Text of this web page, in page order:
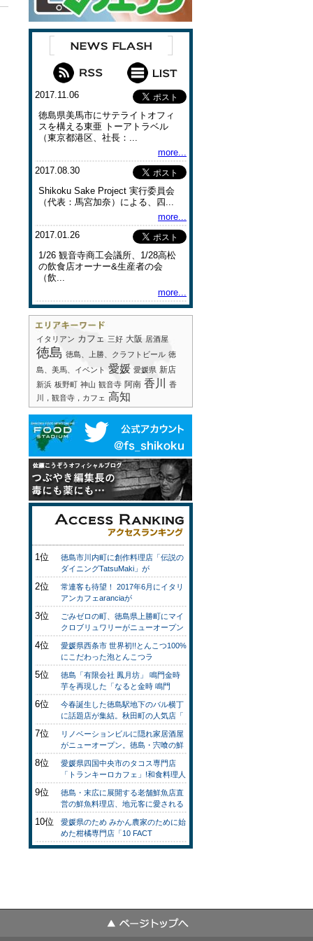
2017.11.06
徳島県美馬市にサテライトオフィ
スを構える東亜 トーアトラベル
（東京都港区、社長：...
more...
2017.08.30
Shikoku Sake Project 実行委員会
（代表：馬宮加奈）による、四...
more...
2017.01.26
1/26 観音寺商工会議所、1/28高松
の飲食店オーナー&生産者の会
（飲...
more...
イタリアン カフェ 三好 大阪 居酒屋
徳島 徳島、上勝、クラフトビール 徳
島、美馬、イベント 愛媛 愛媛県 新店
新浜 板野町 神山 観音寺 阿南 香川
香
川，観音寺，カフェ 高知
1位
徳島市川内町に創作料理店「伝説の
ダイニングTatsuMaki」が
2位
常連客も待望！ 2017年6月にイタリ
アンカフェaranciaが
3位
ごみゼロの町、徳島県上勝町にマイ
クロブリュワリーがニューオープン
4位
愛媛県西条市 世界初!!とんこつ100%
にこだわった泡とんこつラ
5位
徳島「有限会社 鳳月坊」 鳴門金時
芋を再現した「なると金時 鳴門
6位
今春誕生した徳島駅地下のバル横丁
に話題店が集結。秋田町の人気店「
7位
リノベーションビルに隠れ家居酒屋
がニューオープン。徳島・宍喰の鮮
8位
愛媛県四国中央市のタコス専門店
「トランキーロカフェ」!和食料理人
9位
徳島・末広に展開する老舗鮮魚店直
営の鮮魚料理店、地元客に愛される
10位
愛媛県のため みかん農家のために始
めた柑橘専門店「10 FACT